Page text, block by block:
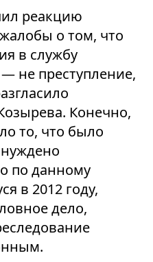
реакцию
о том, что
в службу
не преступление,
Конечно,
то, что было
по данному
в 2012 году,
дело,